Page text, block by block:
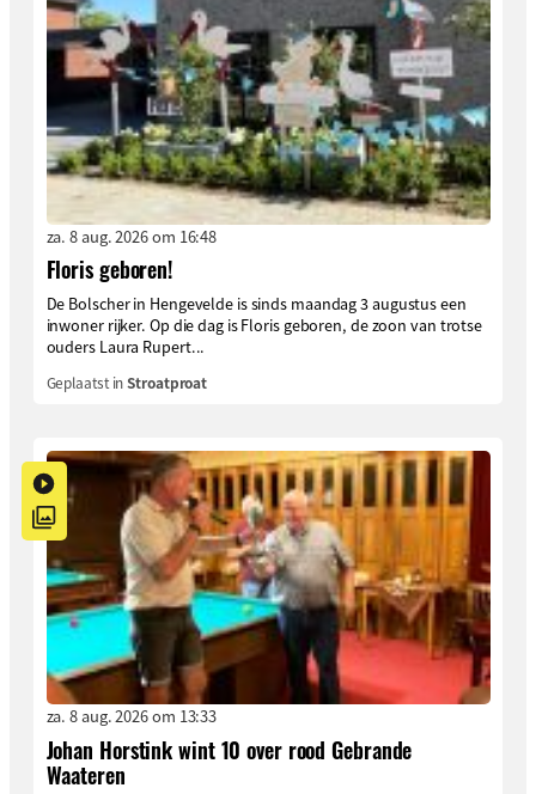
za. 8 aug. 2026 om 16:48
Floris geboren!
De Bolscher in Hengevelde is sinds maandag 3 augustus een
inwoner rijker. Op die dag is Floris geboren, de zoon van trotse
ouders Laura Rupert...
Geplaatst inStroatproat
za. 8 aug. 2026 om 13:33
Johan Horstink wint 10 over rood Gebrande
Waateren